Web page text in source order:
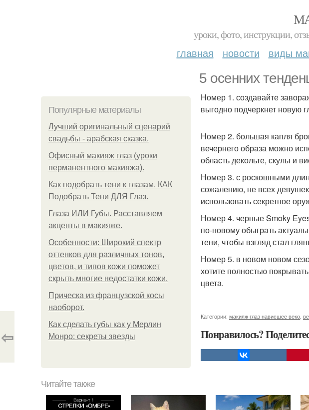
уроки, фото, инструкции,
главная новости виды
5 осенних
Популярные материалы
Лучший оригинальный сценарий
свадьбы - арабская сказка.
Офисный макияж глаз (уроки
перманентного макияжа).
Как подобрать тени к глазам. КАК
Подобрать Тени ДЛЯ Глаз.
Глаза ИЛИ Губы. Расставляем
акценты в макияже.
Особенности: Широкий спектр
оттенков для различных тонов,
цветов, и типов кожи поможет
скрыть многие недостатки кожи.
Прическа из французской косы
наоборот.
Как сделать губы как у Мерлин
Монро: секреты звезды
Номер 1. создавайте
выгодно подчеркнет новую
Номер 2. большая капля
вечернего образа можно
область декольте, скулы и
Номер 3. с роскошными
сожалению, не всех
использовать секретное
Номер 4. черные Smoky
по-новому обыграть
тени, чтобы взгляд стал
Номер 5. в новом новом
хотите полностью
цвета.
Категории: макияж глаз нависшее веко
Понравилось?
⇦
Читайте также